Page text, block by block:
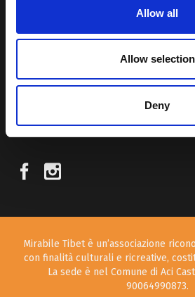
Allow all
Allow selection
Deny
Attraverso i nostri contributi cercheremo
della cultura, della storia e della religione
Mirabile Tibet è un’associazione
con finalità culturali e ricreative,
La sede è nel Comune di Aci
90064990873.